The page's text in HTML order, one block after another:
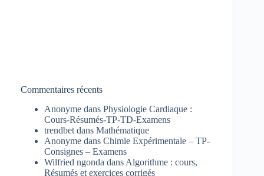
Commentaires récents
Anonyme dans Physiologie Cardiaque :
Cours-Résumés-TP-TD-Examens
trendbet dans Mathématique
Anonyme dans Chimie Expérimentale – TP-
Consignes – Examens
Wilfried ngonda dans Algorithme : cours,
Résumés et exercices corrigés